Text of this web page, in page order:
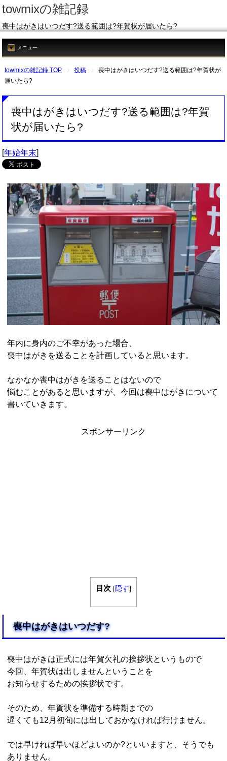
towmixの雑記録
喪中はがきはいつだす?送る範囲は?年賀状が届いたら?
メニュー
towmixの雑記録 TOP 投稿
喪中はがきはいつだす?送る範囲は?年賀状が
届いたら?
喪中はがきはいつだす?送る範囲は?年賀
状が届いたら?
[年始年末]
年内に身内のご不幸があった場合、
喪中はがきを送ることを計画していると思います。
なかなか喪中はがきを送ることはないので
悩むことがあると思いますが、今回は喪中はがきについて
書いていきます。
スポンサーリンク
目次 [隠す]
喪中はがきはいつだす?
喪中はがきは正式には年賀欠礼の挨拶状というもので
今回、年賀状は出しませんということを
お知らせするための挨拶状です。
そのため、年賀状を準備する時期までの
遅くても12月初旬には出しておかなければ行けません。
では早ければ早いほどよいのか?といいますと、そうでも
ありません。